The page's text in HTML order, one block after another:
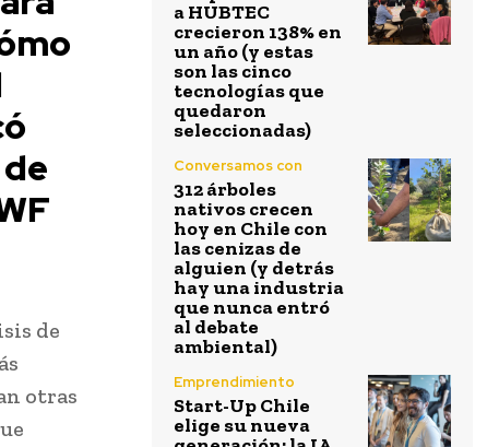
de
otras
a HUBTEC
crecieron 138% en
un año (y estas
son las cinco
tecnologías que
quedaron
seleccionadas)
Conversamos con
312 árboles
nativos crecen
hoy en Chile con
las cenizas de
alguien (y detrás
hay una industria
que nunca entró
al debate
ambiental)
Emprendimiento
Start-Up Chile
elige su nueva